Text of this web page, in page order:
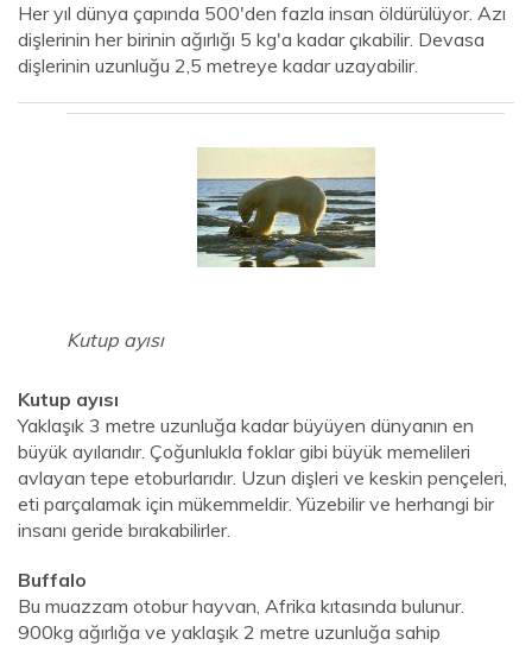
Her yıl dünya çapında 500'den fazla insan öldürülüyor. Azı
dişlerinin her birinin ağırlığı 5 kg'a kadar çıkabilir. Devasa
dişlerinin uzunluğu 2,5 metreye kadar uzayabilir.
Kutup ayısı
Kutup ayısı
Yaklaşık 3 metre uzunluğa kadar büyüyen dünyanın en
büyük ayılarıdır. Çoğunlukla foklar gibi büyük memelileri
avlayan tepe etoburlarıdır. Uzun dişleri ve keskin pençeleri,
eti parçalamak için mükemmeldir. Yüzebilir ve herhangi bir
insanı geride bırakabilirler.
Buffalo
Bu muazzam otobur hayvan, Afrika kıtasında bulunur.
900kg ağırlığa ve yaklaşık 2 metre uzunluğa sahip